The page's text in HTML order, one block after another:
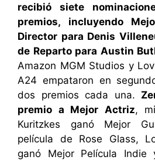
recibió siete
premios, incluyendo
Director para Denis
de Reparto para Austin
Amazon MGM Studios y
A24 empataron en
dos premios cada una.
premio a Mejor Actriz,
Kuritzkes ganó Mejor
película de Rose Glass,
ganó Mejor Película